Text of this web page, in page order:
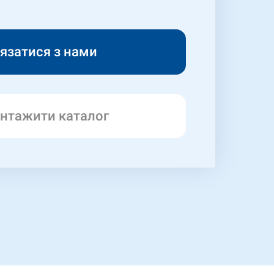
каталог